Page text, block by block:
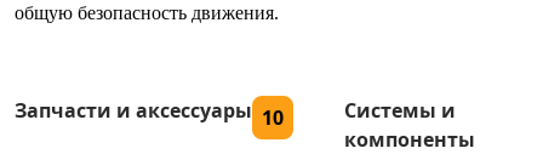
общую безопасность движения.
Запчасти и аксессуары 10
Системы и
компоненты